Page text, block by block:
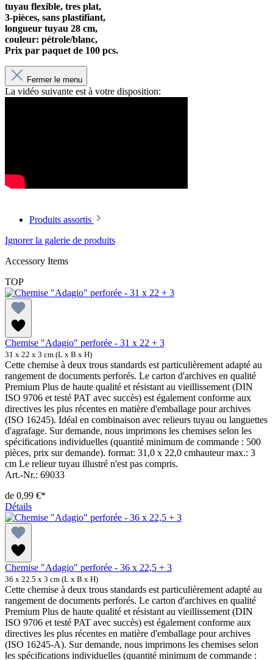
tuyau flexible, tres plat,
3-pièces, sans plastifiant,
longueur tuyau 28 cm,
couleur: pétrole/blanc,
Prix par paquet de 100 pcs.
Fermer le menu
La vidéo suivante est à votre disposition:
Produits assortis
Ignorer la galerie de produits
Accessory Items
TOP
Chemise "Adagio" perforée - 31 x 22 + 3
31 x 22 x 3 cm (L x B x H)
Cette chemise à deux trous standards est particulièrement adapté au
rangement de documents perforés. Le carton d'archives en qualité
Premium Plus de haute qualité et résistant au vieillissement (DIN
ISO 9706 et testé PAT avec succès) est également conforme aux
directives les plus récentes en matière d'emballage pour archives
(ISO 16245). Idéal en combinaison avec relieurs tuyau ou languettes
d'agrafage. Sur demande, nous imprimons les chemises selon les
spécifications individuelles (quantité minimum de commande : 500
pièces, prix sur demande). format: 31,0 x 22,0 cmhauteur max.: 3
cm Le relieur tuyau illustré n'est pas compris.
Art.-Nr.: 69033
de 0,99 €*
Détails
Chemise "Adagio" perforée - 36 x 22,5 + 3
36 x 22.5 x 3 cm (L x B x H)
Cette chemise à deux trous standards est particulièrement adapté au
rangement de documents perforés. Le carton d'archives en qualité
Premium Plus de haute qualité et résistant au vieillissement (DIN
ISO 9706 et testé PAT avec succès) est également conforme aux
directives les plus récentes en matière d'emballage pour archives
(ISO 16245-A). Sur demande, nous imprimons les chemises selon
les spécifications individuelles (quantité minimum de commande :